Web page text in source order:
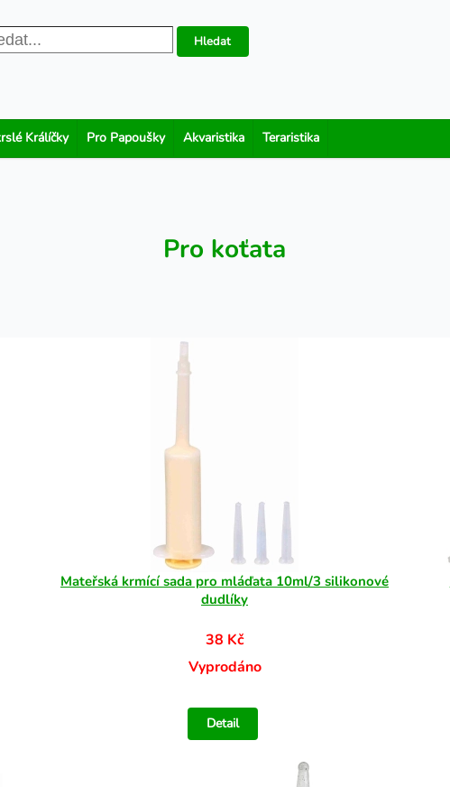
Hledat
Králíčky Pro Papoušky Akvaristika Teraristika
Pro koťata
Mateřská krmící sada pro mláďata 10ml/3 silikonové
dudlíky
38 Kč
Vyprodáno
Detail